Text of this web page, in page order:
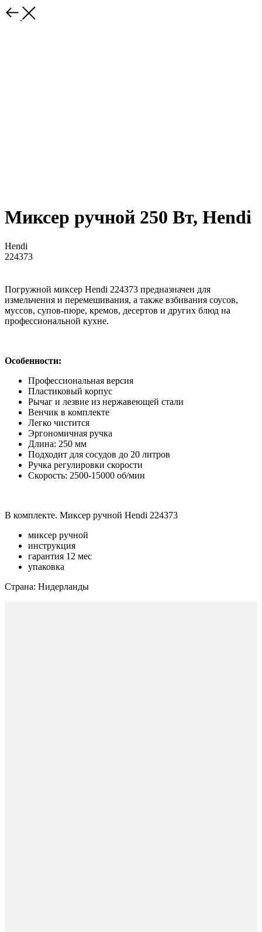
Миксер ручной 250 Вт, Hendi
Hendi
224373
Погружной миксер Hendi 224373 предназначен для
измельчения и перемешивания, а также взбивания соусов,
муссов, супов-пюре, кремов, десертов и других блюд на
профессиональной кухне.
Особенности:
Профессиональная версия
Пластиковый корпус
Рычаг и лезвие из нержавеющей стали
Венчик в комплекте
Легко чистится
Эргономичная ручка
Длина: 250 мм
Подходит для сосудов до 20 литров
Ручка регулировки скорости
Скорость: 2500-15000 об/мин
В комплекте. Миксер ручной Hendi 224373
миксер ручной
инструкция
гарантия 12 мес
упаковка
Страна: Нидерланды